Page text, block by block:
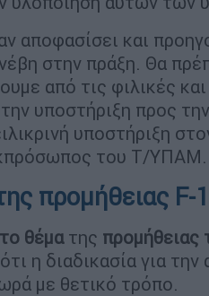
αποφασίσει και
στην πράξη. Θα
από τις φιλικές
την υποστήριξη προς
υποστήριξη
του Τ/ΥΠΑΜ.
προμήθειας F-
θέματης προμήθειας
η διαδικασία για
με θετικό τρόπο.